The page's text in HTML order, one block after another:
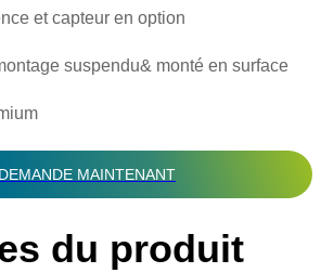
et capteur en option
suspendu& monté en surface
MAINTENANT
du produit